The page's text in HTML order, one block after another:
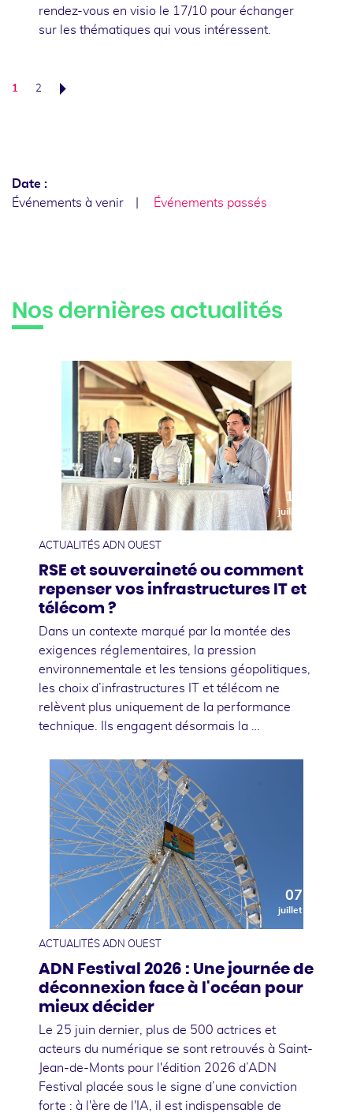
rendez-vous en visio le 17/10 pour échanger
sur les thématiques qui vous intéressent.
1 2
Date :
Événements à venir
Événements passés
Nos dernières actualités
10
juillet
ACTUALITÉS ADN OUEST
RSE et souveraineté ou comment
repenser vos infrastructures IT et
télécom ?
Dans un contexte marqué par la montée des
exigences réglementaires, la pression
environnementale et les tensions géopolitiques,
les choix d’infrastructures IT et télécom ne
relèvent plus uniquement de la performance
technique. Ils engagent désormais la …
07
juillet
ACTUALITÉS ADN OUEST
ADN Festival 2026 : Une journée de
déconnexion face à l'océan pour
mieux décider
Le 25 juin dernier, plus de 500 actrices et
acteurs du numérique se sont retrouvés à Saint-
Jean-de-Monts pour l'édition 2026 d’ADN
Festival placée sous le signe d’une conviction
forte : à l'ère de l'IA, il est indispensable de